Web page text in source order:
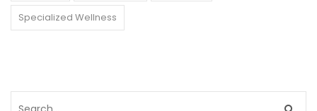
Specialized Wellness